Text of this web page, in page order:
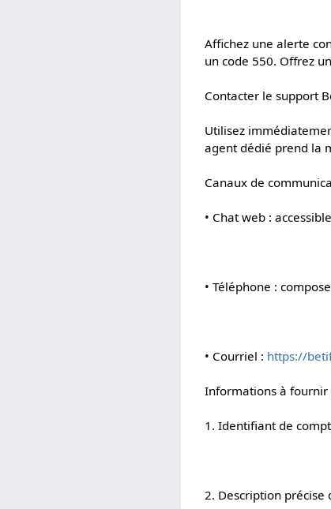
Affichez une alerte
un code 550. Offrez
Contacter le support
Utilisez
agent dédié prend la
Canaux de
• Chat web :
• Téléphone :
• Courriel : https://
Informations à
1. Identifiant de
2. Description précise